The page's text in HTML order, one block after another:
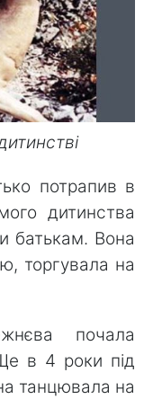
потрапив в
дитинства
батькам. Вона
торгувала на
почала
в 4 роки під
танцювала на